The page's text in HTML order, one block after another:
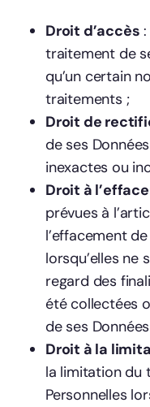
Droit d’accès
traitement de
qu’un certain
traitements ;
Droit de
de ses
inexactes ou
Droit à
prévues à
l’effacement
lorsqu’elles ne
regard des
été collectées
de ses
Droit à la
la limitation du
Personnelles